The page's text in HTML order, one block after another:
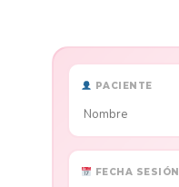
PACIENTE
FECHA SESIÓN